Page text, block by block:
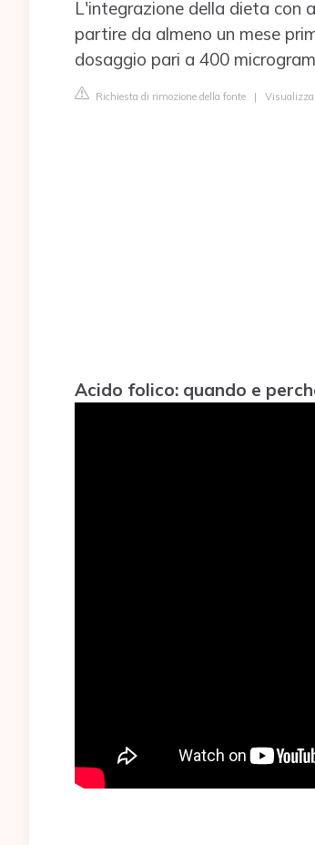
L'integrazione della dieta con
partire da almeno un mese
dosaggio pari a 400
Richiesta di rimozione della fonte | Visualizza
Acido folico: quando e